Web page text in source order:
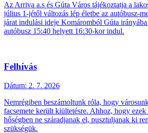
Az Arriva a.s és Gúta Város tájékoztatja a
július 1-jétől változás lép életbe az autóbusz-
járat indulási ideje Komáromból Gúta
autóbusz 15:40 helyett 16:30-kor indul.
Felhívás
Dátum: 2. 7. 2026
Nemrégiben beszámoltunk róla, hogy
facsemete került kiültetésre. Ahhoz, hogy ezek
hőségben ne száradjanak el, pusztuljanak ki
szükségük.